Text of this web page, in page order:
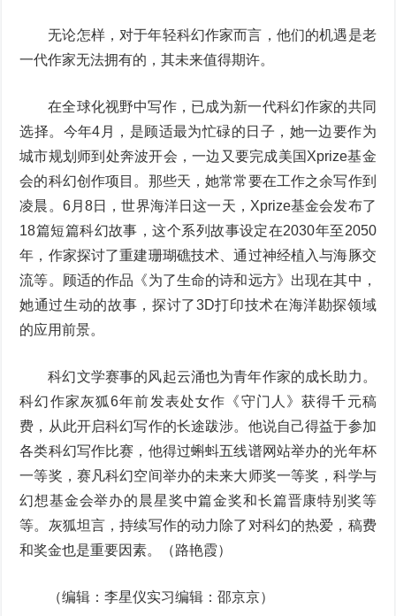
无论怎样，对于年轻科幻作家而言，他们的机遇是老
一代作家无法拥有的，其未来值得期许。
在全球化视野中写作，已成为新一代科幻作家的共同
选择。今年4月，是顾适最为忙碌的日子，她一边要作为
城市规划师到处奔波开会，一边又要完成美国Xprize基金
会的科幻创作项目。那些天，她常常要在工作之余写作到
凌晨。6月8日，世界海洋日这一天，Xprize基金会发布了
18篇短篇科幻故事，这个系列故事设定在2030年至2050
年，作家探讨了重建珊瑚礁技术、通过神经植入与海豚交
流等。顾适的作品《为了生命的诗和远方》出现在其中，
她通过生动的故事，探讨了3D打印技术在海洋勘探领域
的应用前景。
科幻文学赛事的风起云涌也为青年作家的成长助力。
科幻作家灰狐6年前发表处女作《守门人》获得千元稿
费，从此开启科幻写作的长途跋涉。他说自己得益于参加
各类科幻写作比赛，他得过蝌蚪五线谱网站举办的光年杯
一等奖，赛凡科幻空间举办的未来大师奖一等奖，科学与
幻想基金会举办的晨星奖中篇金奖和长篇晋康特别奖等
等。灰狐坦言，持续写作的动力除了对科幻的热爱，稿费
和奖金也是重要因素。（路艳霞）
（编辑：李星仪实习编辑：邵京京）